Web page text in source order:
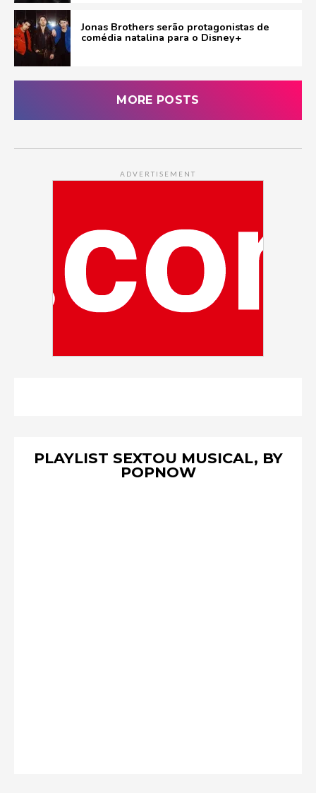
Jonas Brothers serão protagonistas de
comédia natalina para o Disney+
MORE POSTS
ADVERTISEMENT
PLAYLIST SEXTOU MUSICAL, BY
POPNOW